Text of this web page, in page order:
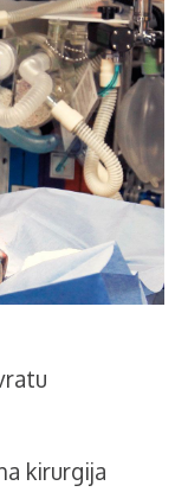
kirurgija